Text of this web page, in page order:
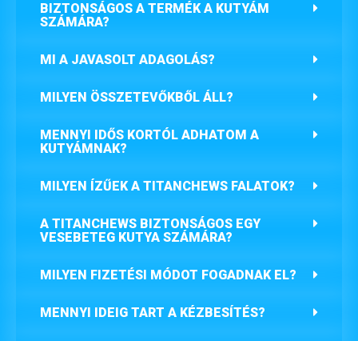
BIZTONSÁGOS A TERMÉK A KUTYÁM
SZÁMÁRA?
MI A JAVASOLT ADAGOLÁS?
MILYEN ÖSSZETEVŐKBŐL ÁLL?
MENNYI IDŐS KORTÓL ADHATOM A
KUTYÁMNAK?
MILYEN ÍZŰEK A TITANCHEWS FALATOK?
A TITANCHEWS BIZTONSÁGOS EGY
VESEBETEG KUTYA SZÁMÁRA?
MILYEN FIZETÉSI MÓDOT FOGADNAK EL?
MENNYI IDEIG TART A KÉZBESÍTÉS?